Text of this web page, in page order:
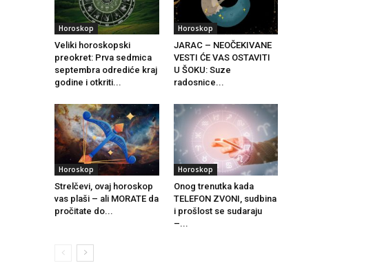
Horoskop
Veliki horoskopski
preokret: Prva sedmica
septembra odrediće kraj
godine i otkriti...
Horoskop
JARAC – NEOČEKIVANE
VESTI ĆE VAS OSTAVITI
U ŠOKU: Suze
radosnice...
Horoskop
Strelčevi, ovaj horoskop
vas plaši – ali MORATE da
pročitate do...
Horoskop
Onog trenutka kada
TELEFON ZVONI, sudbina
i prošlost se sudaraju
–...